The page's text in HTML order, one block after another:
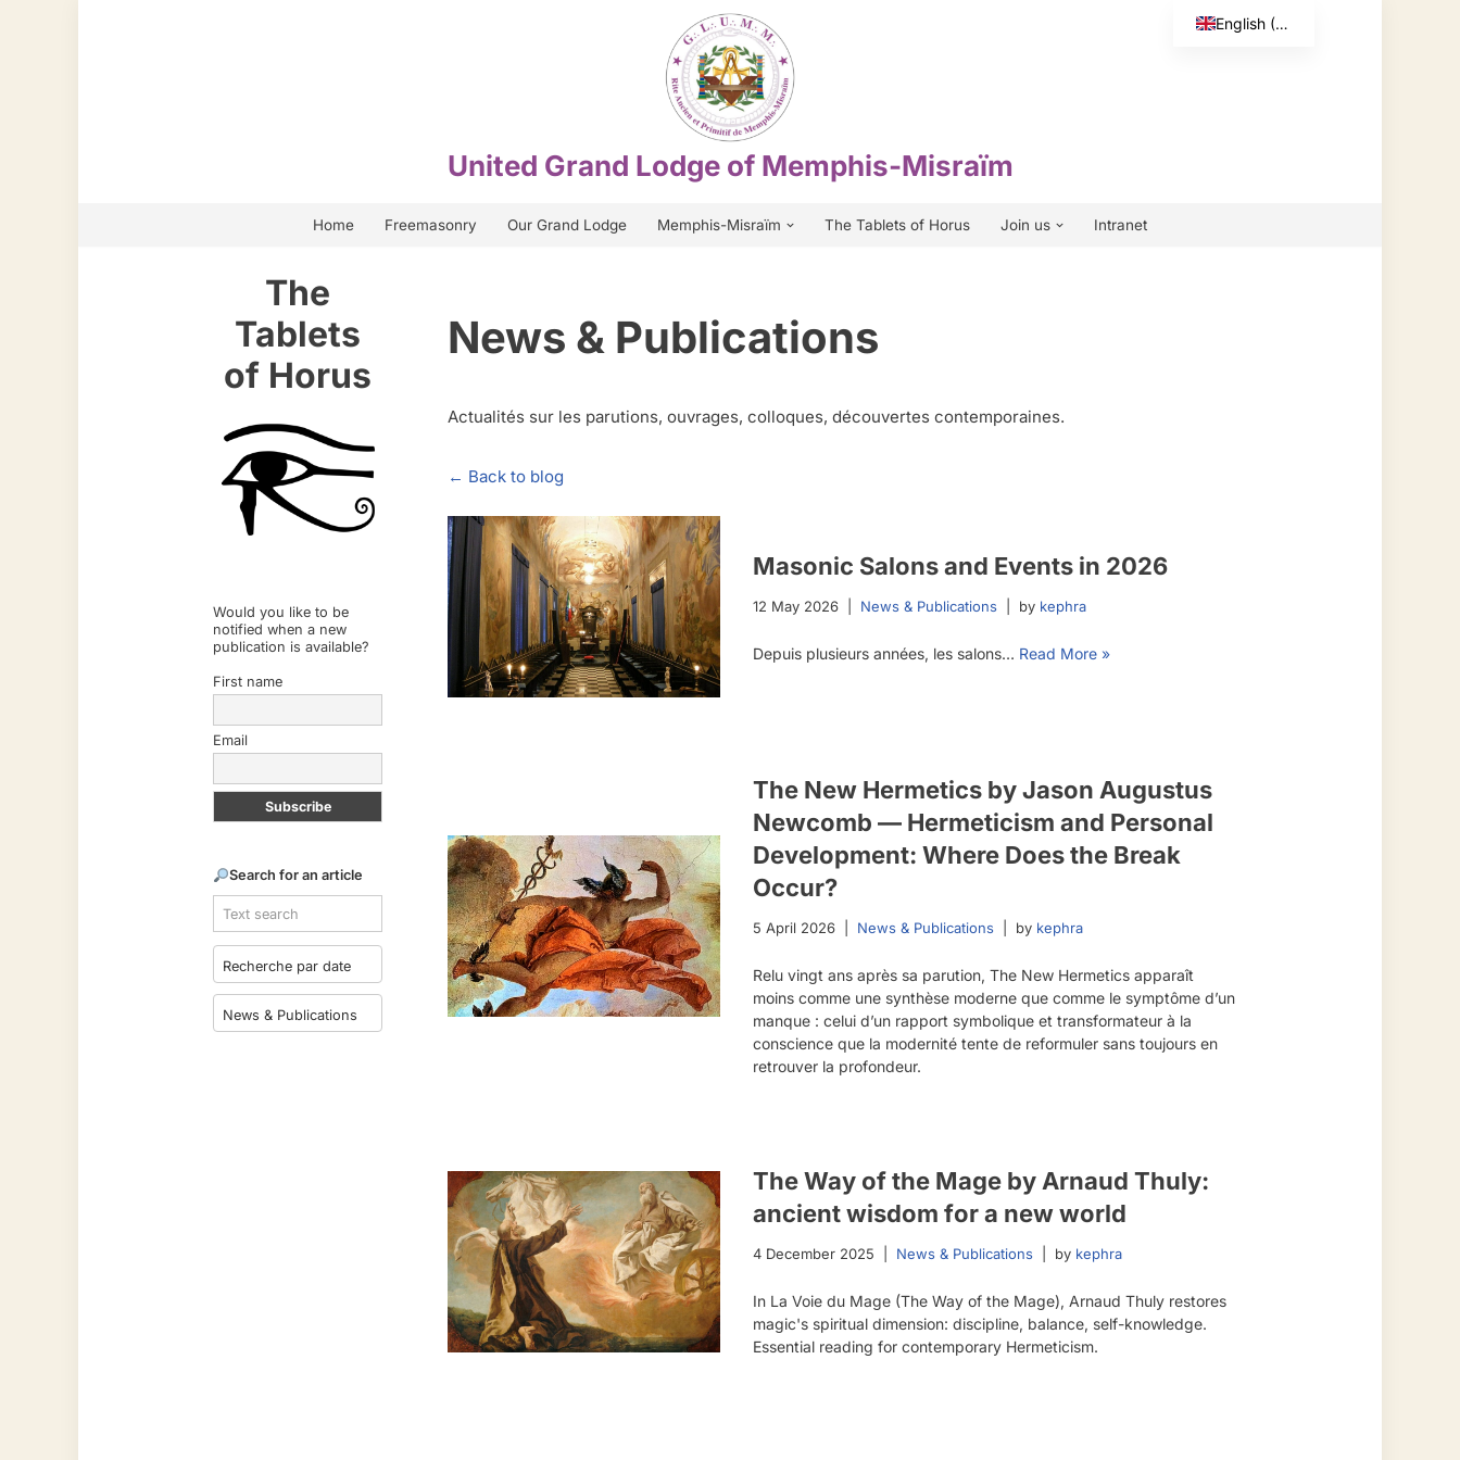
United Grand Lodge of Memphis-Misraïm
Home Freemasonry Our Grand Lodge Memphis-Misraïm The Tablets of Horus Join us Intranet
The
Tablets
of Horus
Would you like to be
notified when a new
publication is available?
First name
Email
Search for an article
News & Publications
Actualités sur les parutions, ouvrages, colloques, découvertes contemporaines.
← Back to blog
Masonic Salons and Events in 2026
12 May 2026 News & Publications by kephra
Depuis plusieurs années, les salons… Read More »
The New Hermetics by Jason Augustus
Newcomb — Hermeticism and Personal
Development: Where Does the Break
Occur?
5 April 2026 News & Publications by kephra
Relu vingt ans après sa parution, The New Hermetics apparaît
moins comme une synthèse moderne que comme le symptôme d’un
manque : celui d’un rapport symbolique et transformateur à la
conscience que la modernité tente de reformuler sans toujours en
retrouver la profondeur.
The Way of the Mage by Arnaud Thuly:
ancient wisdom for a new world
4 December 2025 News & Publications by kephra
In La Voie du Mage (The Way of the Mage), Arnaud Thuly restores
magic's spiritual dimension: discipline, balance, self-knowledge.
Essential reading for contemporary Hermeticism.
English (UK)